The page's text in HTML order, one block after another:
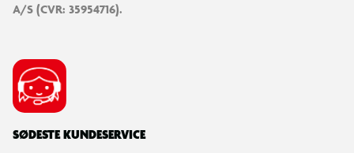
A/S (CVR: 35954716).
SØDESTE KUNDESERVICE